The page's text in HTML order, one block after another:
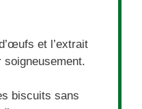
et l’extrait
soigneusement.
biscuits sans